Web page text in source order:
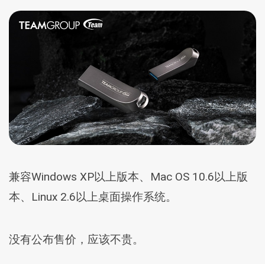
兼容Windows XP以上版本、Mac OS 10.6以上版
本、Linux 2.6以上桌面操作系统。
没有公布售价，应该不贵。